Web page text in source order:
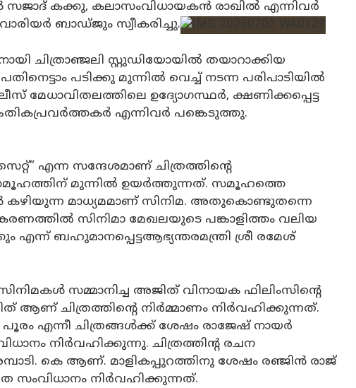
കക്കു, കലാസംവിധായകൻ രാഖിൽ എന്നിവർ
ബാഡ്‌ജും സ്വീകരിച്ചു.
ചിത്രാഞ്ജലി സ്റ്റുഡിയോയിൽ തയാറാക്കിയ
പടിക്കു മുന്നിൽ വെച്ച് നടന്ന പരിപാടിയിൽ
മേധാവിതലത്തിലെ ഉദ്യോഗസ്ഥർ, ക്ഷണിക്കപ്പെട്ട
എന്നിവർ പങ്കെടുത്തു.
എന്ന സന്ദേശമാണ് ചിത്രത്തിന്റെ
മുന്നിൽ ഉയർത്തുന്നത്. സമൂഹത്തെ
കഴിയുന്ന മാധ്യമമാണ് സിനിമ. അതുകൊണ്ടുതന്നെ
സിനിമാ മേഖലയുടെ പങ്കാളിത്തം വലിയ
എന്ന് ബഹുമാനപ്പെട്ടആഭ്യന്തരമന്ത്രി ശ്രീ രമേശ്
സമ്മാനിച്ച അജിത് വിനായക ഫിലിംസിന്റെ
ആണ് ചിത്രത്തിന്റെ നിർമ്മാണം നിർവഹിക്കുന്നത്.
പൂരം എന്നീ ചിത്രങ്ങൾക്ക് ശേഷം രാജേഷ് നായർ
നിർവഹിക്കുന്നു. ചിത്രത്തിന്റ രചന
കെ ആണ്. മാളികപ്പുറത്തിനു ശേഷം രഞ്ജിൻ രാജ്
സംവിധാനം നിർവഹിക്കുന്നത്.